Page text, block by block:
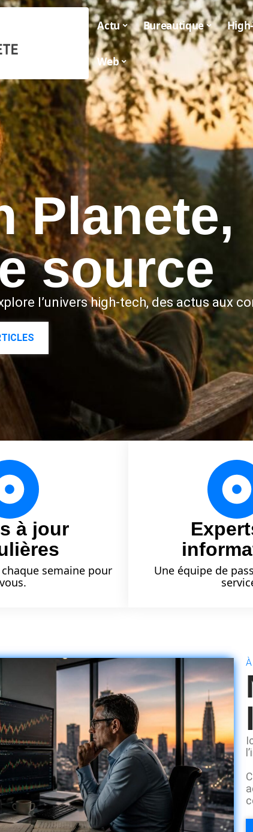
Actu Bureautique
Web
Planete,
source
l’univers high-tech, des actus aux
à jour
semaine pour
vous.
Une équipe de